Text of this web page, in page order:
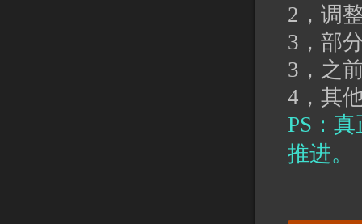
2，调
3，部
3，之
4，其
PS：
推进。